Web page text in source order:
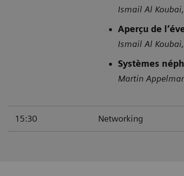
Ismail Al
Aperçu de
Ismail Al
Systèmes
Martin
15:30 Networking